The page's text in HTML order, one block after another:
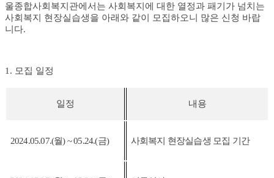
울종합사회복지관에서는 사회복지에 대한 열정과 패기가 넘치는
사회복지 현장실습생을 아래와 같이 모집하오니 많은 신청 바랍
니다.
1. 모집 일정
일정 내용
2024.05.07.(월) ~ 05.24.(금) 사회복지 현장실습생 모집 기간